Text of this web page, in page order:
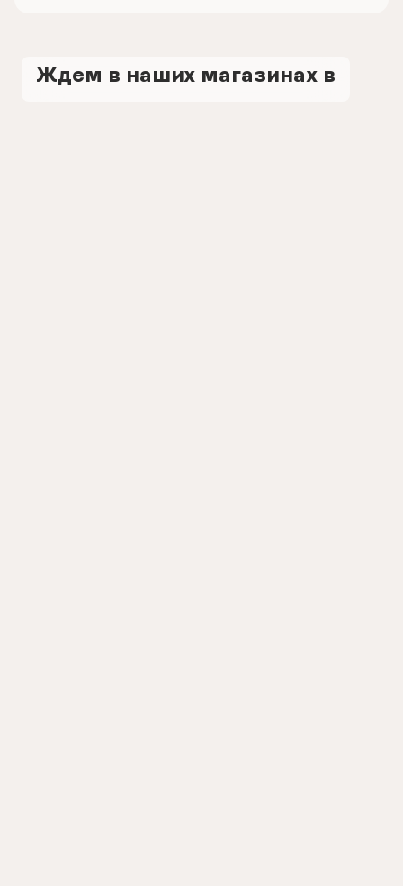
Ждем в наших магазинах в